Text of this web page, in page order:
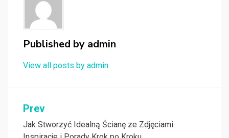
Published by admin
View all posts by admin
Nawigacja
wpisu
Prev
Jak Stworzyć Idealną Ścianę ze Zdjęciami: